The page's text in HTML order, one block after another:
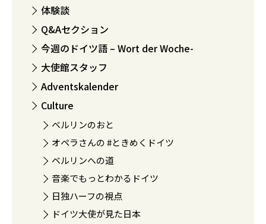
体験談
Q&Aセクション
今週のドイツ語 – Wort der Woche-
大使館スタッフ
Adventskalender
Culture
ベルリンのおと
オペラさんの #ときめくドイツ
ベルリンへの道
音楽でもっとわかるドイツ
日独ハーフの視点
ドイツ大使が見た日本